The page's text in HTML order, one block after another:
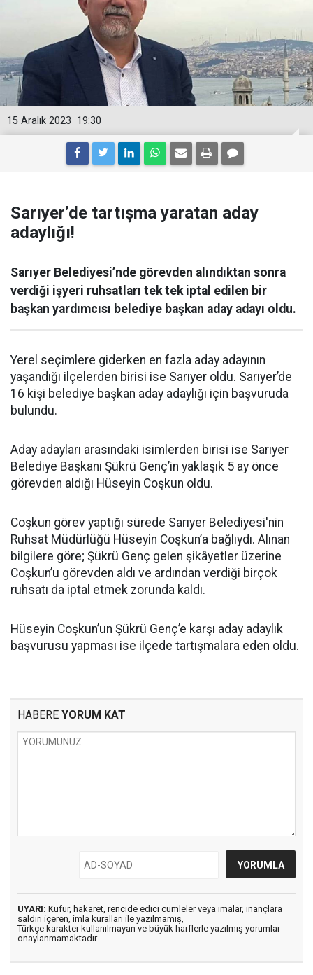
19:30
15 Aralık 2023
Sarıyer’de tartışma yaratan aday
adaylığı!
Sarıyer Belediyesi’nde görevden alındıktan sonra
verdiği işyeri ruhsatları tek tek iptal edilen bir
başkan yardımcısı belediye başkan aday adayı oldu.
Yerel seçimlere giderken en fazla aday adayının
yaşandığı ilçelerden birisi ise Sarıyer oldu. Sarıyer’de
16 kişi belediye başkan aday adaylığı için başvuruda
bulundu.
Aday adayları arasındaki isimlerden birisi ise Sarıyer
Belediye Başkanı Şükrü Genç’in yaklaşık 5 ay önce
görevden aldığı Hüseyin Coşkun oldu.
Coşkun görev yaptığı sürede Sarıyer Belediyesi'nin
Ruhsat Müdürlüğü Hüseyin Coşkun’a bağlıydı. Alınan
bilgilere göre; Şükrü Genç gelen şikâyetler üzerine
Coşkun’u görevden aldı ve ardından verdiği birçok
ruhsatı da iptal etmek zorunda kaldı.
Hüseyin Coşkun’un Şükrü Genç’e karşı aday adaylık
başvurusu yapması ise ilçede tartışmalara eden oldu.
HABERE YORUM KAT
UYARI: Küfür, hakaret, rencide edici cümleler veya imalar, inançlara
saldırı içeren, imla kuralları ile yazılmamış,
Türkçe karakter kullanılmayan ve büyük harflerle yazılmış yorumlar
onaylanmamaktadır.